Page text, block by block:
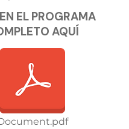
EL PROGRAMA
AQUÍ